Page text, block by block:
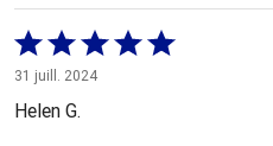
Coté
5 sur
5
31 juill. 2024
Helen G.